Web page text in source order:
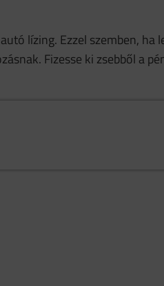
lízing. Ezzel szemben, ha
Fizesse ki zsebből a